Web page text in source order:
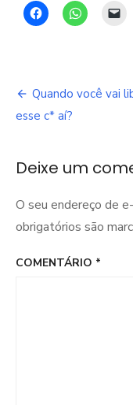
de
Quando você vai
esse c* aí?
Deixe um
O seu endereço de
obrigatórios são
COMENTÁRIO *